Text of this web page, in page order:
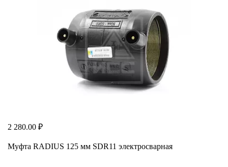
2 280.00 ₽
Муфта RADIUS 125 мм SDR11 электросварная